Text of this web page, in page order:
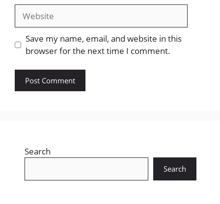
Website
Save my name, email, and website in this
browser for the next time I comment.
Search
Search